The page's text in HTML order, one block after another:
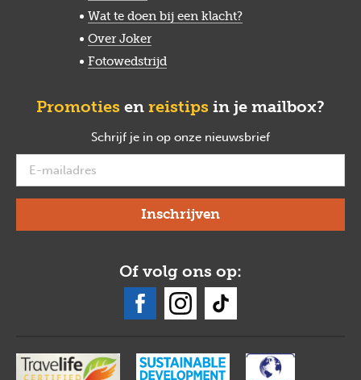
Wat te doen bij een klacht?
Over Joker
Fotowedstrijd
Promoties en reistips in je mailbox?
Schrijf je in op onze nieuwsbrief
Of volg ons op: